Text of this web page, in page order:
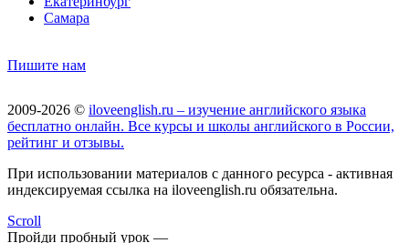
Самара
Пишите нам
2009-2026 © iloveenglish.ru – изучение английского языка
бесплатно онлайн. Все курсы и школы английского в России,
рейтинг и отзывы.
При использовании материалов с данного ресурса - активная
индексируемая ссылка на iloveenglish.ru обязательна.
Scroll
Пройди пробный урок —